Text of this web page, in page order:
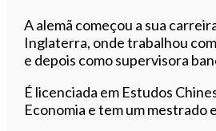
A alemã começou a sua
Inglaterra, onde trabalhou
e depois como supervisora
É licenciada em Estudos
Economia e tem um mestrado